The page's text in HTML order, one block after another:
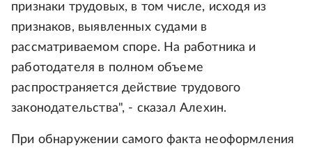
признаки трудовых, в том числе, исходя из
признаков, выявленных судами в
рассматриваемом споре. На работника и
работодателя в полном объеме
распространяется действие трудового
законодательства", - сказал Алехин.
При обнаружении самого факта неоформления